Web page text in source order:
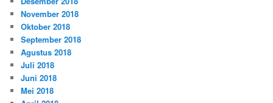
November 2018
Oktober 2018
September 2018
Agustus 2018
Juli 2018
Juni 2018
Mei 2018